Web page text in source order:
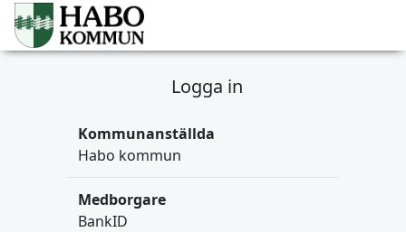
Logga in
Kommunanställda
Habo kommun
Medborgare
BankID